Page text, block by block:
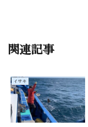
関連記事
イサキ